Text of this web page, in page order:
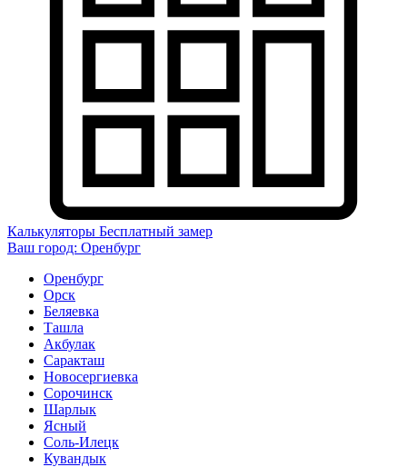
Калькуляторы Бесплатный замер
Ваш город: Оренбург
Оренбург
Орск
Беляевка
Ташла
Акбулак
Саракташ
Новосергиевка
Сорочинск
Шарлык
Ясный
Соль-Илецк
Кувандык